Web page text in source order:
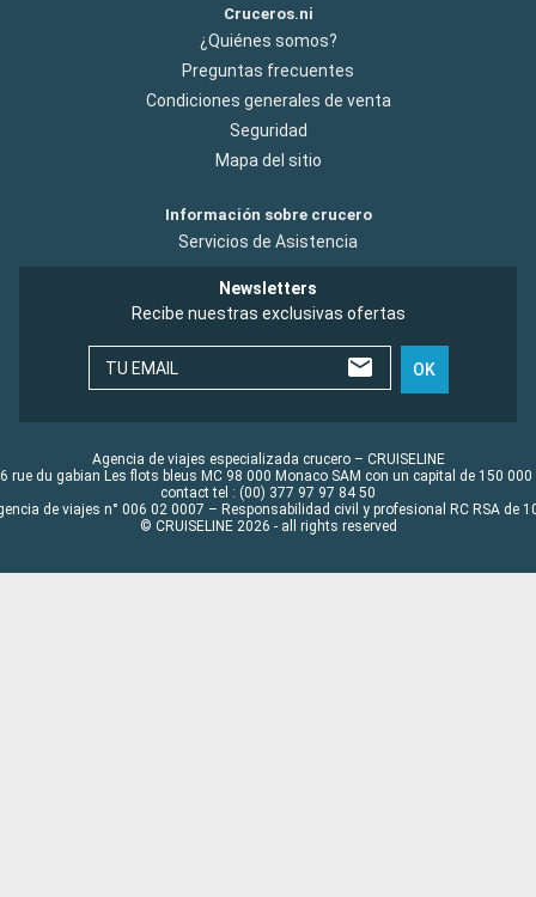
Cruceros.ni
¿Quiénes somos?
Preguntas frecuentes
Condiciones generales de venta
Seguridad
Mapa del sitio
Información sobre crucero
Servicios de Asistencia
Newsletters
Recibe nuestras exclusivas ofertas
TU EMAIL OK
Agencia de viajes especializada crucero – CRUISELINE
rue du gabian Les flots bleus MC 98 000 Monaco SAM con un capital de 150 000
contact tel : (00) 377 97 97 84 50
de viajes n° 006 02 0007 – Responsabilidad civil y profesional RC RSA de
© CRUISELINE 2026 - all rights reserved